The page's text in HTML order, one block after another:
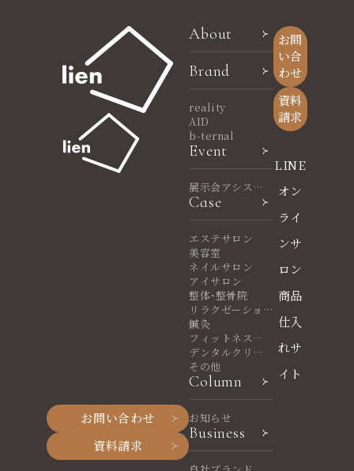
お問い合わせ
資料請求
About
Brand
reality
AID
b-ternal
Event
展示会アシスタ
ント
Case
エステサロン
美容室
ネイルサロン
アイサロン
整体・整骨院
リラクゼーショ
ンサロン
鍼灸
フィットネスヨ
ガ
デンタルクリニ
ック
その他
Column
お知らせ
Business
お問
い合
わせ
資料
請求
LINE
オン
ライ
ンサ
ロン
商品
仕入
れサ
イト